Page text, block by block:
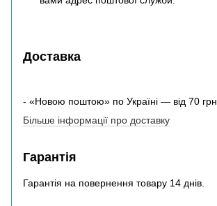
Доставка
- «Новою поштою» по Україні — від 70 грн.
Більше інформації про доставку
Гарантія
Гарантія на повернення товару 14 днів.